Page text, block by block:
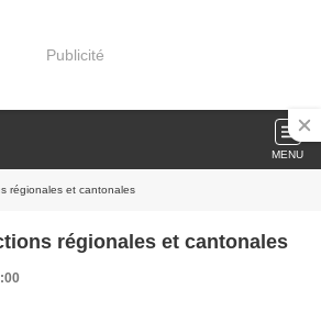
Publicité
MENU
régionales et cantonales
régionales et cantonales